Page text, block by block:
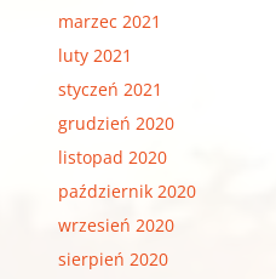
marzec 2021
luty 2021
styczeń 2021
grudzień 2020
listopad 2020
październik 2020
wrzesień 2020
sierpień 2020